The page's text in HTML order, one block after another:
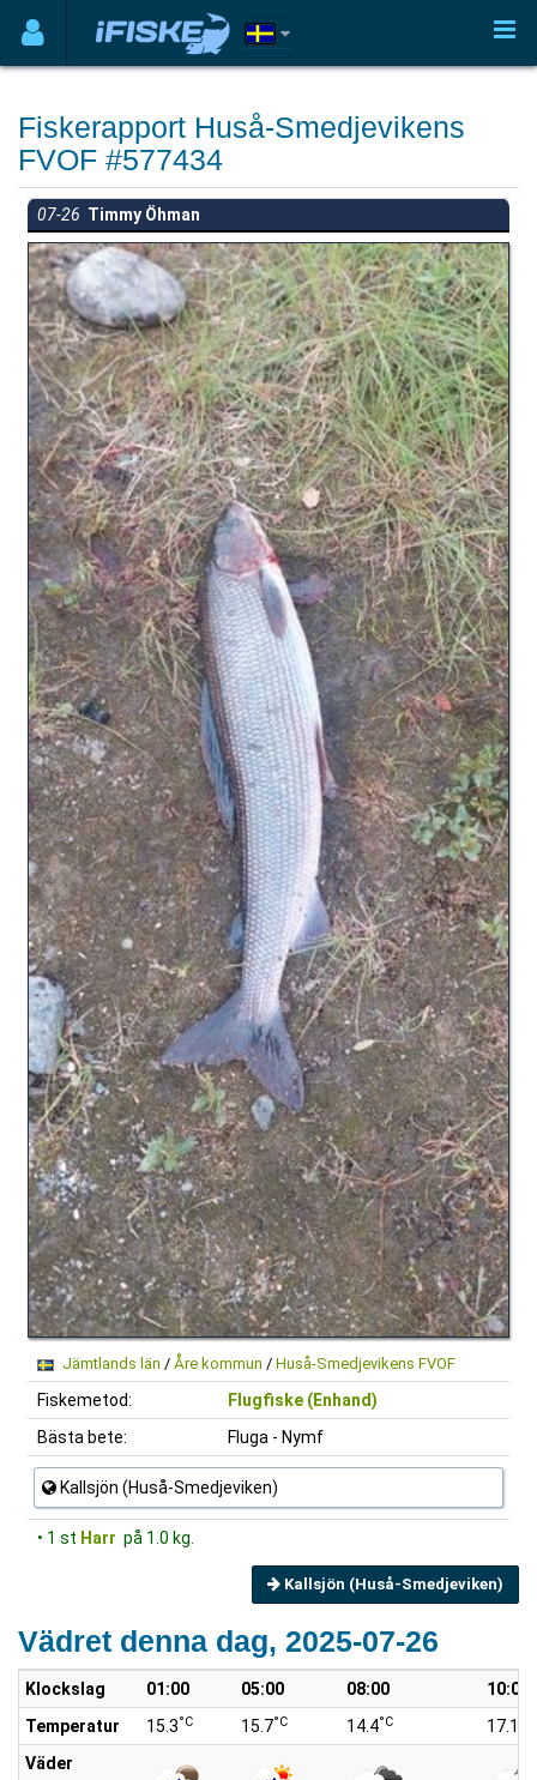
Fiskerapport Huså-Smedjevikens
FVOF #577434
07-26 Timmy Öhman
Jämtlands län / Åre kommun / Huså-Smedjevikens FVOF
Fiskemetod:
Flugfiske (Enhand)
Bästa bete:
Fluga - Nymf
Kallsjön (Huså-Smedjeviken)
• 1 st Harr på 1.0 kg.
Kallsjön (Huså-Smedjeviken)
Vädret denna dag, 2025-07-26
Klockslag 01:00 05:00 08:00
10:00
Temperatur
15.3°C 15.7°C 14.4°C 17.1
Väder